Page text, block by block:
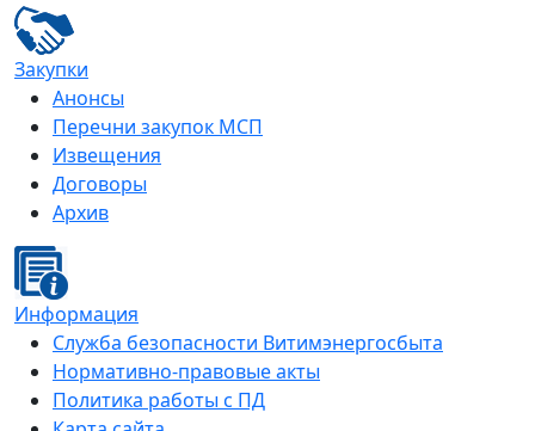
Закупки
Анонсы
Перечни закупок МСП
Извещения
Договоры
Архив
Информация
Служба безопасности Витимэнергосбыта
Нормативно-правовые акты
Политика работы с ПД